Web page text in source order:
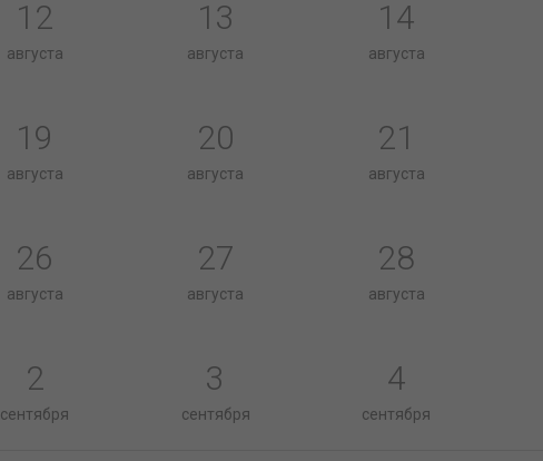
12
августа
13
августа
14
августа
19
августа
20
августа
21
августа
26
августа
27
августа
28
августа
2
сентября
3
сентября
4
сентября